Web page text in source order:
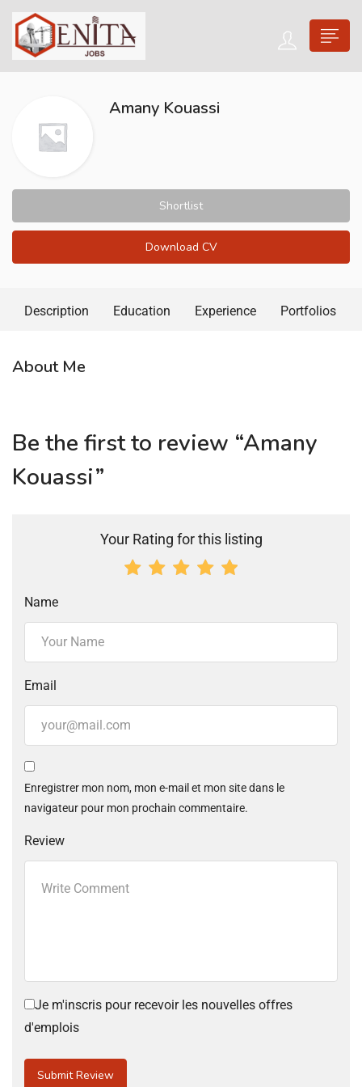
Amany Kouassi
Shortlist
Download CV
Description Education Experience Portfolios
About Me
Be the first to review “Amany
Kouassi”
Your Rating for this listing
Name
Email
Enregistrer mon nom, mon e-mail et mon site dans le
navigateur pour mon prochain commentaire.
Review
Je m'inscris pour recevoir les nouvelles offres
d'emplois